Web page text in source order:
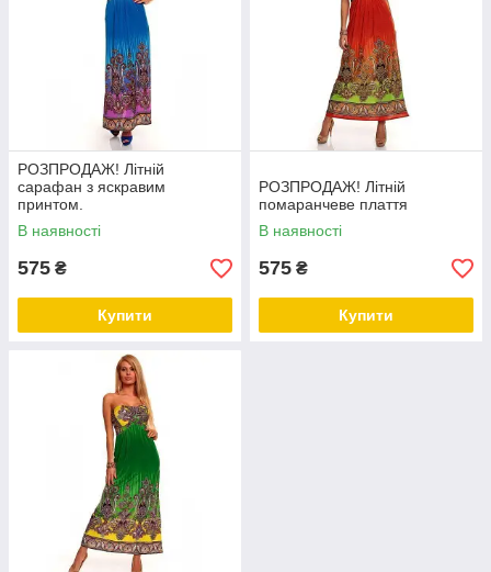
РОЗПРОДАЖ! Літній
сарафан з яскравим
принтом.
В наявності
575 ₴
Купити
РОЗПРОДАЖ! Літній
помаранчеве плаття
В наявності
575 ₴
Купити